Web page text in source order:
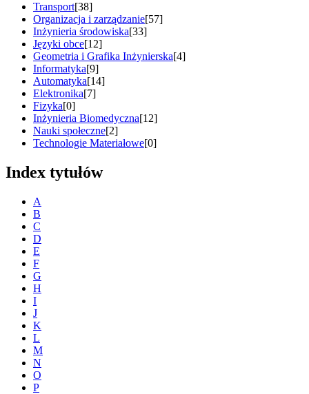
Transport[38]
Organizacja i zarządzanie[57]
Inżynieria środowiska[33]
Języki obce[12]
Geometria i Grafika Inżynierska[4]
Informatyka[9]
Automatyka[14]
Elektronika[7]
Fizyka[0]
Inżynieria Biomedyczna[12]
Nauki społeczne[2]
Technologie Materiałowe[0]
Index tytułów
A
B
C
D
E
F
G
H
I
J
K
L
M
N
O
P